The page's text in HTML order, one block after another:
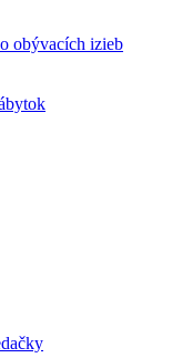
obývacích izieb